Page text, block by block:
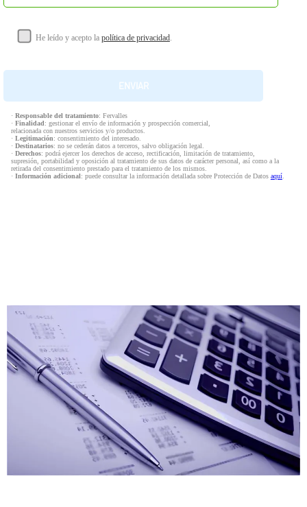
He leído y acepto la política de privacidad.
· Responsable del tratamiento: Fervalles
· Finalidad: gestionar el envío de información y prospección comercial,
relacionada con nuestros servicios y/o productos.
· Legitimación: consentimiento del interesado.
· Destinatarios: no se cederán datos a terceros, salvo obligación legal.
· Derechos: podrá ejercer los derechos de acceso, rectificación, limitación de tratamiento,
supresión, portabilidad y oposición al tratamiento de sus datos de carácter personal, así como a la
retirada del consentimiento prestado para el tratamiento de los mismos.
· Información adicional: puede consultar la información detallada sobre Protección de Datos aquí.